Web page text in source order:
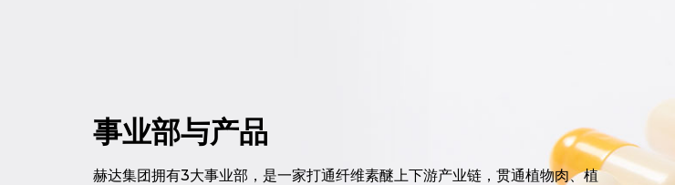
事业部与产品
赫达集团拥有3大事业部，是一家打通纤维素醚上下游产业链，贯通植物肉、植